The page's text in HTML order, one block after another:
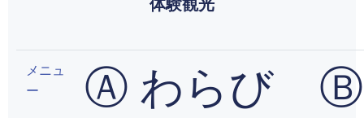
ッ
体験観光
メニュ
ー
Ⓐ わらび
Ⓑ